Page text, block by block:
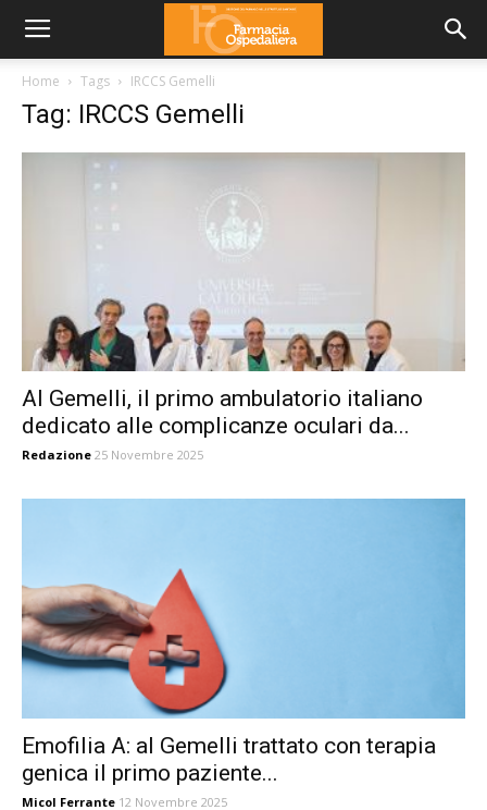
Home Tags IRCCS Gemelli
Tag: IRCCS Gemelli
Al Gemelli, il primo ambulatorio italiano
dedicato alle complicanze oculari da...
Redazione 25 Novembre 2025
Emofilia A: al Gemelli trattato con terapia
genica il primo paziente...
Micol Ferrante 12 Novembre 2025